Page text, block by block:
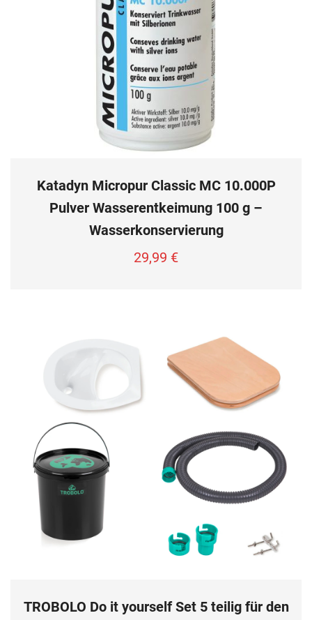
Katadyn Micropur Classic MC 10.000P
Pulver Wasserentkeimung 100 g –
Wasserkonservierung
29,99 €
TROBOLO Do it yourself Set 5 teilig für den